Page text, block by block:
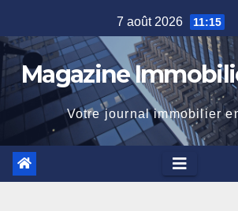
to
content
7 août 2026 11:15
Magazine
Votre journal immobilier